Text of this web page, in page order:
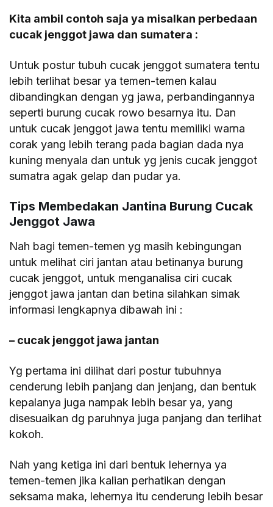
Kita ambil contoh saja ya misalkan perbedaan
cucak jenggot jawa dan sumatera :
Untuk postur tubuh cucak jenggot sumatera tentu
lebih terlihat besar ya temen-temen kalau
dibandingkan dengan yg jawa, perbandingannya
seperti burung cucak rowo besarnya itu. Dan
untuk cucak jenggot jawa tentu memiliki warna
corak yang lebih terang pada bagian dada nya
kuning menyala dan untuk yg jenis cucak jenggot
sumatra agak gelap dan pudar ya.
Tips Membedakan Jantina Burung Cucak
Jenggot Jawa
Nah bagi temen-temen yg masih kebingungan
untuk melihat ciri jantan atau betinanya burung
cucak jenggot, untuk menganalisa ciri cucak
jenggot jawa jantan dan betina silahkan simak
informasi lengkapnya dibawah ini :
– cucak jenggot jawa jantan
Yg pertama ini dilihat dari postur tubuhnya
cenderung lebih panjang dan jenjang, dan bentuk
kepalanya juga nampak lebih besar ya, yang
disesuaikan dg paruhnya juga panjang dan terlihat
kokoh.
Nah yang ketiga ini dari bentuk lehernya ya
temen-temen jika kalian perhatikan dengan
seksama maka, lehernya itu cenderung lebih besar